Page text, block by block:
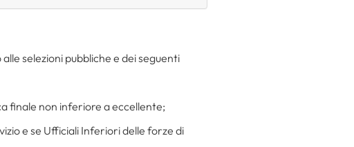
alle selezioni pubbliche e dei seguenti
finale non inferiore a eccellente;
e se Ufficiali Inferiori delle forze di